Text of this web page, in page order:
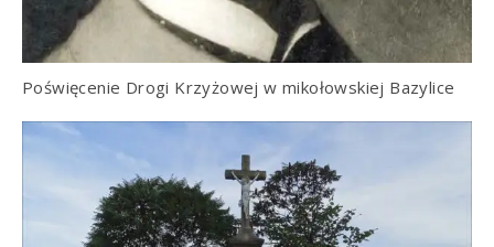
Poświęcenie Drogi Krzyżowej w mikołowskiej Bazylice